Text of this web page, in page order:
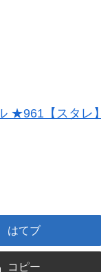
★961【スタレ】
はてブ
コピー